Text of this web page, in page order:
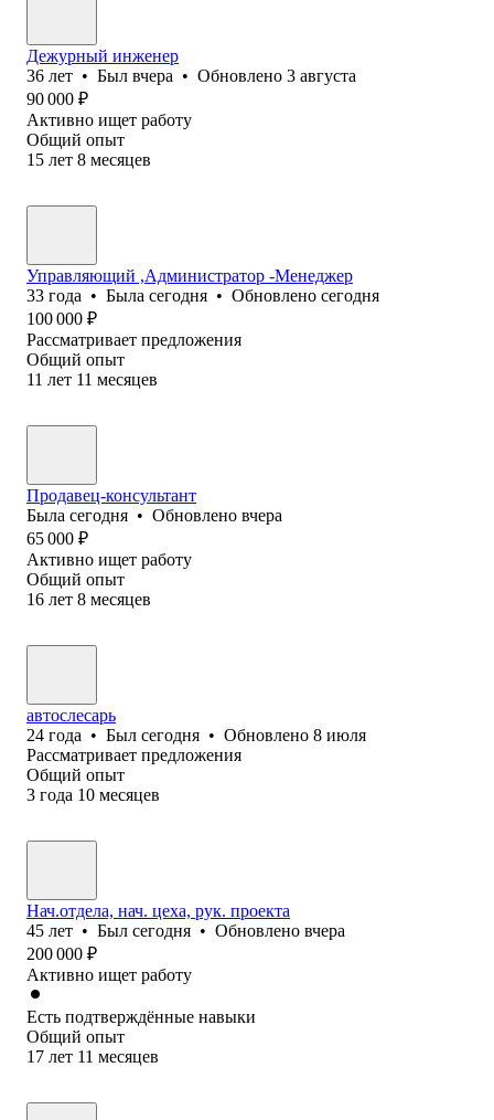
Дежурный инженер
36 лет • Был вчера • Обновлено 3 августа
90 000 ₽
Активно ищет работу
Общий опыт
15 лет 8 месяцев
Управляющий ,Администратор -Менеджер
33 года • Была сегодня • Обновлено сегодня
100 000 ₽
Рассматривает предложения
Общий опыт
11 лет 11 месяцев
Продавец-консультант
Была сегодня • Обновлено вчера
65 000 ₽
Активно ищет работу
Общий опыт
16 лет 8 месяцев
автослесарь
24 года • Был сегодня • Обновлено 8 июля
Рассматривает предложения
Общий опыт
3 года 10 месяцев
Нач.отдела, нач. цеха, рук. проекта
45 лет • Был сегодня • Обновлено вчера
200 000 ₽
Активно ищет работу
Есть подтверждённые навыки
Общий опыт
17 лет 11 месяцев